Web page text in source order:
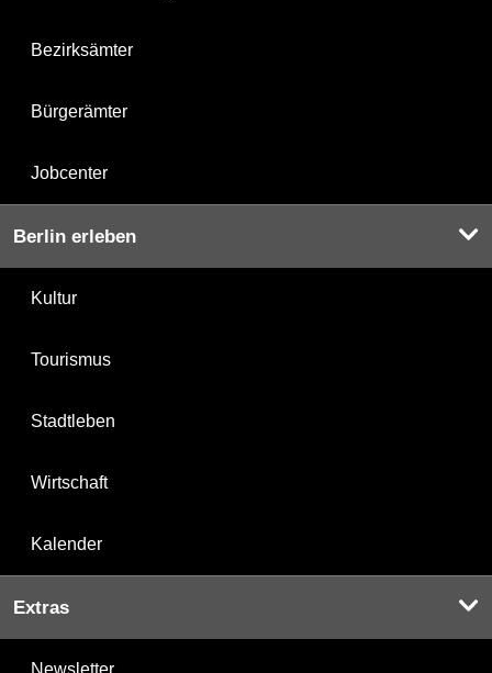
Bezirksämter
Bürgerämter
Jobcenter
Berlin erleben
Kultur
Tourismus
Stadtleben
Wirtschaft
Kalender
Extras